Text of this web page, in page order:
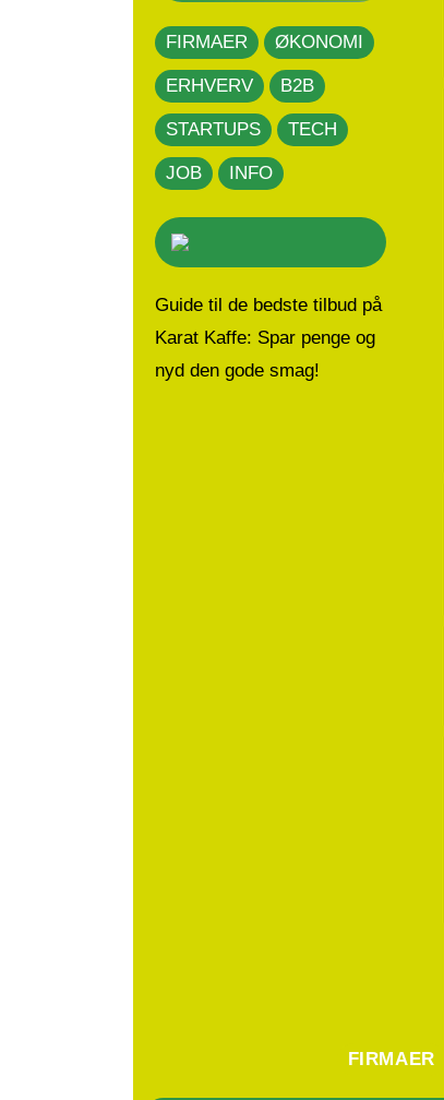
FIRMAER ØKONOMI
ERHVERV B2B
STARTUPS TECH
JOB INFO
Guide til de bedste tilbud på
Karat Kaffe: Spar penge og
nyd den gode smag!
FIRMAER